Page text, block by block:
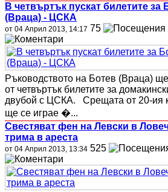
В четвъртък пускат билетите за
(Враца) - ЦСКА
от 04 Април 2013, 14:17 75
Ръководството на Ботев (Враца)
от четвъртък билетите за
двубой с ЦСКА. Срещата от 20-ия
ще се играе �...
Свестяват фен на Левски в
трима в ареста
от 04 Април 2013, 13:34 525